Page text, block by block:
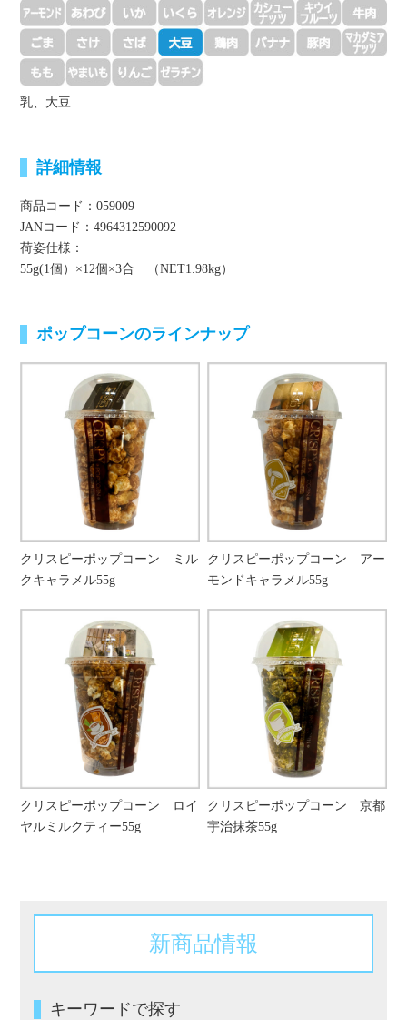
乳、大豆
詳細情報
商品コード：059009
JANコード：4964312590092
荷姿仕様：
55g(1個）×12個×3合 （NET1.98kg）
ポップコーンのラインナップ
クリスピーポップコーン ミル
クキャラメル55g
クリスピーポップコーン アー
モンドキャラメル55g
クリスピーポップコーン ロイ
ヤルミルクティー55g
クリスピーポップコーン 京都
宇治抹茶55g
新商品情報
キーワードで探す